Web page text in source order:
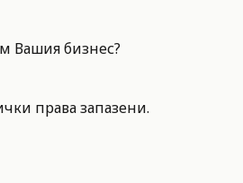
Вашия бизнес?
права запазени.